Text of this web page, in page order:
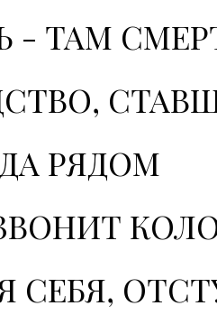
- ТАМ
РЯДОМ
СЕБЯ,